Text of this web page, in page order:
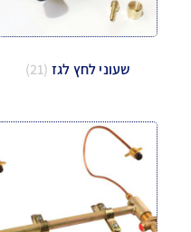
שעוני לחץ לגז (21)